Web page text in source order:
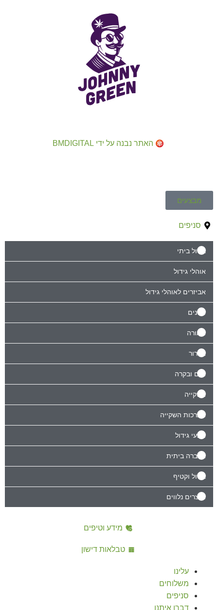
האתר נבנה על ידי BMDIGITAL
מבצעים
סניפים
גידול ביתי
אוהלי גידול
אביזרים לאוהלי גידול
דשנים
תאורה
אוורור
מים ובקרה
השקייה
מערכות השקייה
מצעי גידול
הדברה ביתית
גידול וקטיף
מוצרים נלווים
מידע וטיפים
טבלאות דישון
עלינו
משלוחים
סניפים
דברו איתנו